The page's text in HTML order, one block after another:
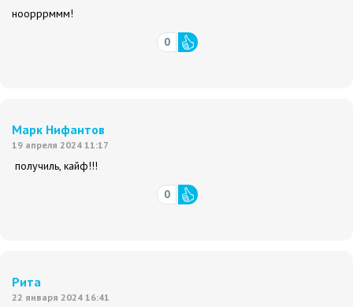
ноорррммм!
0
Марк Нифантов
19 апреля 2024 11:17
получиль, кайф!!!
0
Рита
22 января 2024 16:41